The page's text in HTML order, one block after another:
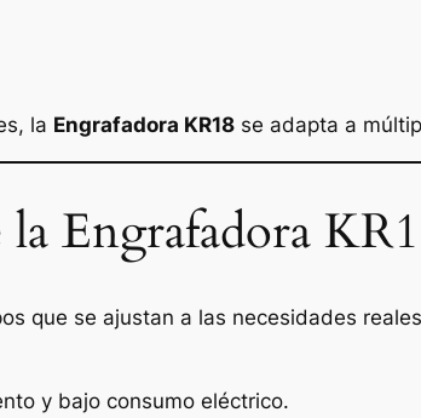
la Engrafadora KR18 se adapta a
la Engrafadora
que se ajustan a las necesidades
y bajo consumo eléctrico.